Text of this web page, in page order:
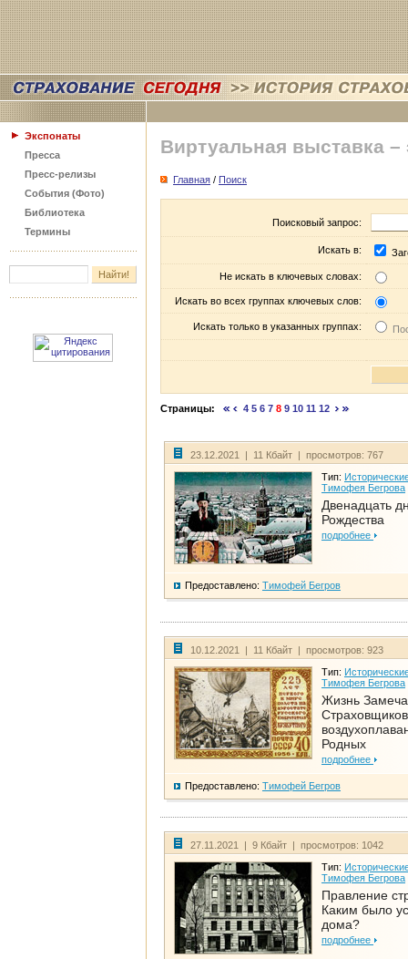
Экспонаты
Пресса
Пресс-релизы
События (Фото)
Библиотека
Термины
Виртуальная выставка –
Главная / Поиск
Поисковый запрос:
Искать в:
Не искать в ключевых словах:
Искать во всех группах ключевых слов:
Искать только в указанных группах:
Страницы: 4 5 6 7 8 9 10 11 12
23.12.2021 | 11 Кбайт | просмотров: 767
Тип:
Тимофея Бегрова
Двенадцать
Рождества
подробнее
Предоставлено: Тимофей Бегров
10.12.2021 | 11 Кбайт | просмотров: 923
Тип:
Тимофея Бегрова
Жизнь
Родных
подробнее
Предоставлено: Тимофей Бегров
27.11.2021 | 9 Кбайт | просмотров: 1042
Тип:
Тимофея Бегрова
Правление
Каким было
дома?
подробнее